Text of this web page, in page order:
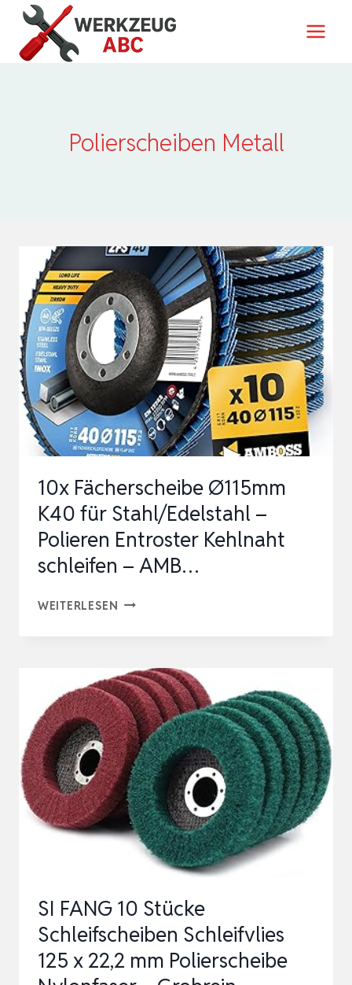
Zum
Inhalt
springen
Polierscheiben Metall
10x Fächerscheibe Ø115mm
K40 für Stahl/Edelstahl –
Polieren Entroster Kehlnaht
schleifen – AMB…
WEITERLESEN 10X
K40
FÜR
STAHL/EDELSTAHL
–
POLIEREN
ENTROSTER
KEHLNAHT
SCHLEIFEN
SI FANG 10 Stücke
Schleifscheiben Schleifvlies
125 x 22,2 mm Polierscheibe